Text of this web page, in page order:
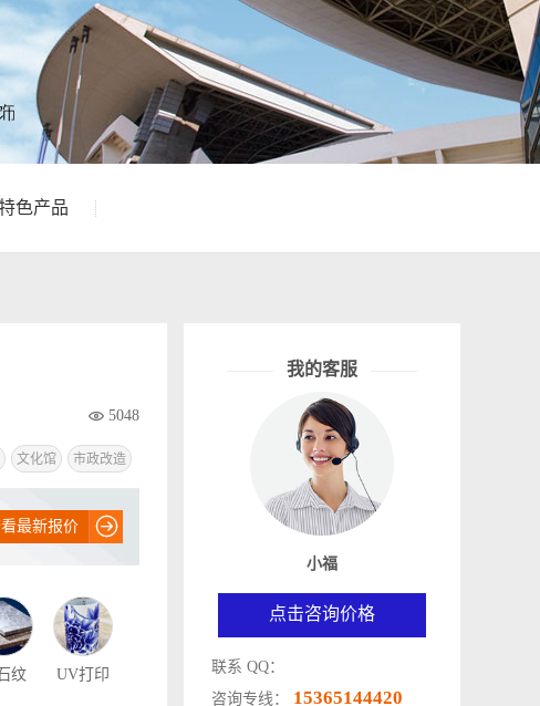
色产品
我的客服
小福
点击咨询价格
联系 QQ：
咨询专线：
15365144420
 5048
文化馆 市政改造
最新报价 
纹 UV打印